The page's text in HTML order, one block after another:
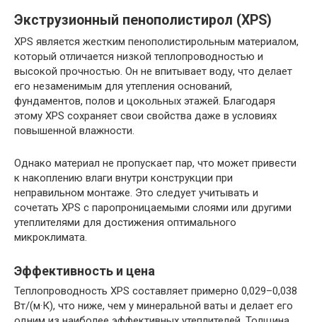
Экструзионный пенополистирол (XPS)
XPS является жестким пенополистирольным материалом,
который отличается низкой теплопроводностью и
высокой прочностью. Он не впитывает воду, что делает
его незаменимым для утепления оснований,
фундаментов, полов и цокольных этажей. Благодаря
этому XPS сохраняет свои свойства даже в условиях
повышенной влажности.
Однако материал не пропускает пар, что может привести
к накоплению влаги внутри конструкции при
неправильном монтаже. Это следует учитывать и
сочетать XPS с паропроницаемыми слоями или другими
утеплителями для достижения оптимального
микроклимата.
Эффективность и цена
Теплопроводность XPS составляет примерно 0,029–0,038
Вт/(м·К), что ниже, чем у минеральной ваты и делает его